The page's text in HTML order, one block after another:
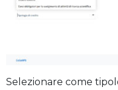
Selezionare come